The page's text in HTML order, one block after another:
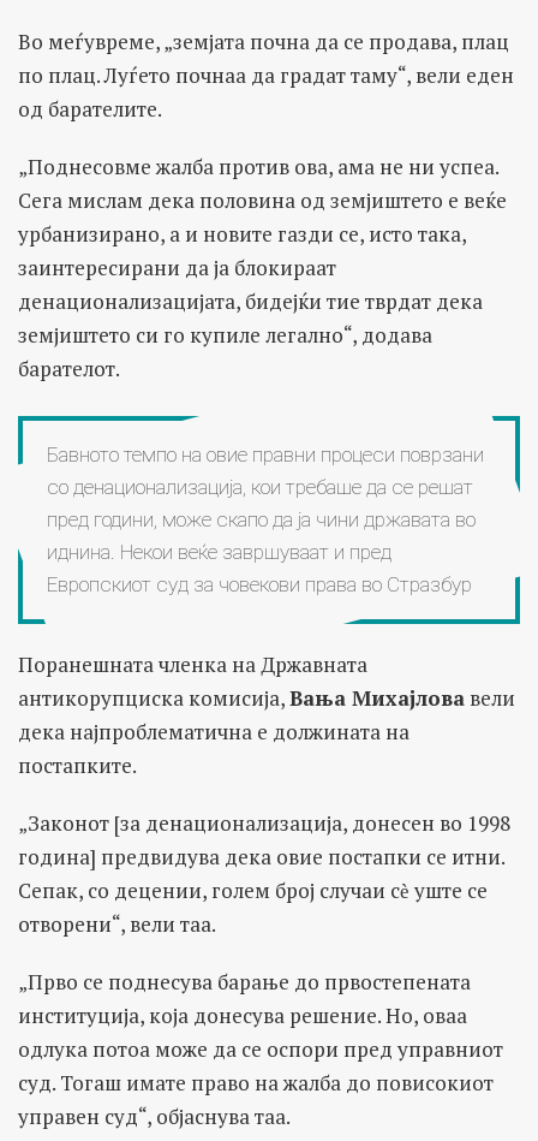
Во меѓувреме, „земјата почна да се продава, плац
по плац. Луѓето почнаа да градат таму“, вели еден
од барателите.
„Поднесовме жалба против ова, ама не ни успеа.
Сега мислам дека половина од земјиштето е веќе
урбанизирано, а и новите газди се, исто така,
заинтересирани да ја блокираат
денационализацијата, бидејќи тие тврдат дека
земјиштето си го купиле легално“, додава
барателот.
Бавното темпо на овие правни процеси поврзани
со денационализација, кои требаше да се решат
пред години, може скапо да ја чини државата во
иднина. Некои веќе завршуваат и пред
Европскиот суд за човекови права во Стразбур
Поранешната членка на Државната
антикорупциска комисија,Вања Михајлова вели
дека најпроблематична е должината на
постапките.
„Законот [за денационализација, донесен во 1998
година] предвидува дека овие постапки се итни.
Сепак, со децении, голем број случаи сѐ уште се
отворени“, вели таа.
„Прво се поднесува барање до првостепената
институција, која донесува решение. Но, оваа
одлука потоа може да се оспори пред управниот
суд. Тогаш имате право на жалба до повисокиот
управен суд“, објаснува таа.